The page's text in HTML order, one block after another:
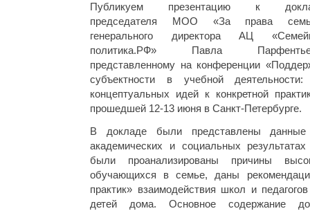
Публикуем презентацию к
председателя МОО «За права
генерального директора АЦ
политика.РФ» Павла
представленному на конференции
субъектности в учебной
концептуальных идей к конкретной
прошедшей 12-13 июня в Санкт-Петербурге.
В докладе были представлены
академических и социальных
были проанализированы причины
обучающихся в семье, даны
практик» взаимодействия школ и
детей дома. Основное содержание